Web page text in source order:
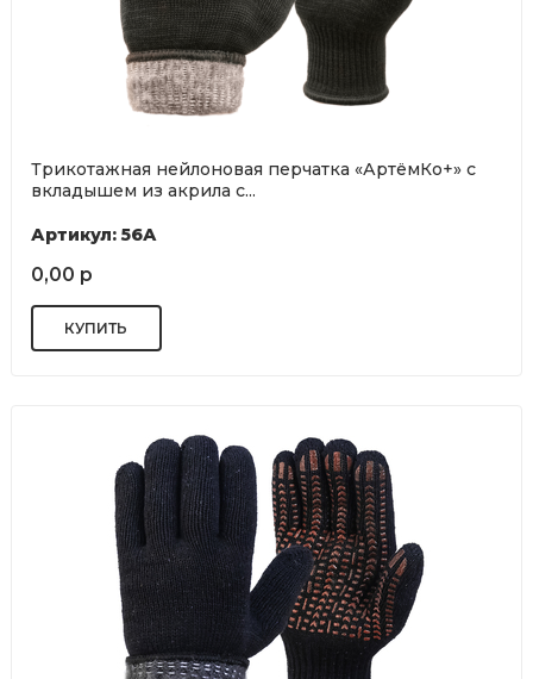
Трикотажная нейлоновая перчатка «АртёмКо+» с
вкладышем из акрила с...
Артикул: 56А
0,00 р